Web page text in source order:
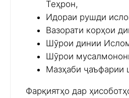
Теҳрон,
Идораи рушди
Вазорати корҳои
Шӯрои динии
Шӯрои
Мазҳаби ҷаъфарии
Фарқиятҳо дар